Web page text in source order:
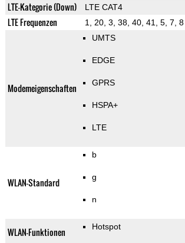
LTE-Kategorie (Down) LTE CAT4
LTE Frequenzen 1, 20, 3, 38, 40, 41, 5, 7, 8
Modemeigenschaften
UMTS
EDGE
GPRS
HSPA+
LTE
WLAN-Standard
b
g
n
WLAN-Funktionen Hotspot